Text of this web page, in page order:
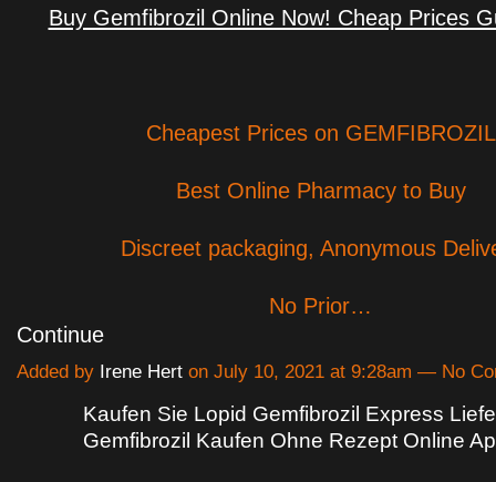
Buy Gemfibrozil Online Now! Cheap Prices
Cheapest Prices on GEMFIBROZIL
Best Online Pharmacy to Buy
Discreet packaging, Anonymous
No Prior…
Continue
Added by Irene Hert on July 10, 2021 at 9:28am — No
Kaufen Sie Lopid Gemfibrozil Express
Gemfibrozil Kaufen Ohne Rezept Online